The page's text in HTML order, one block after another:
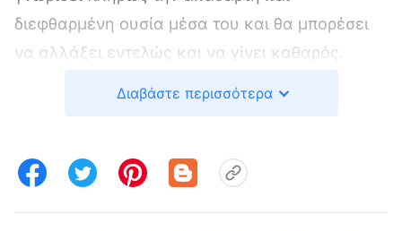
διεφθαρμένη ουσία μέσα του και θα μπορέσει
να αλλάξει εντελώς και να γίνει καθαρός.
έχει σκοπό να γίνει ο άνθρωπος καθαρός και
Διαβάστε περισσότερα